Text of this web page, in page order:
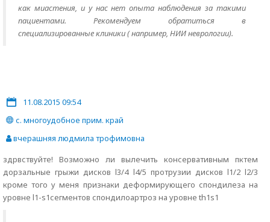
как миастения, и у нас нет опыта наблюдения за такими
пациентами. Рекомендуем обратиться в
специализированные клиники ( например, НИИ неврологии).
11.08.2015 09:54
с. многоудобное прим. край
вчерашняя людмила трофимовна
здрвствуйте! Возможно ли вылечить консервативным пктем
дорзальные грыжи дисков l3/4 l4/5 протрузии дисков l1/2 l2/3
кроме того у меня признаки деформирующего спондилеза на
уровне l1-s1сегментов спондилоартроз на уровне th1s1